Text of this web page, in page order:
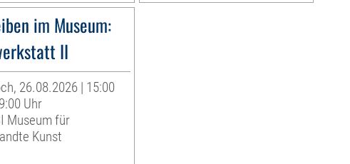
im Museum:
II
26.08.2026 | 15:00
Uhr
Museum für
Kunst